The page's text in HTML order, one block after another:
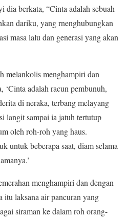
dia berkata, “Cinta adalah sebuah
dariku, yang rnenghubungkan
masa lalu dan generasi yang akan
melankolis menghampiri dan
‘Cinta adalah racun pembunuh,
di neraka, terbang melayang
langit sampai ia jatuh tertutup
oleh roh-roh yang haus.
untuk beberapa saat, diam selama
menghampiri dan dengan
itu laksana air pancuran yang
siraman ke dalam roh orang-